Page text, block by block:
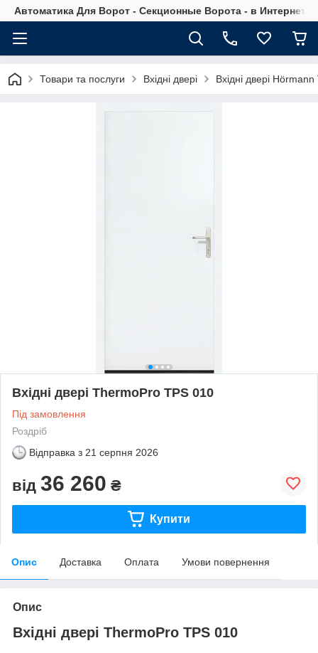
Автоматика Для Ворот - Секционные Ворота - в Интернет
Товари та послуги Вхідні двері Вхідні двері
Вхідні двері ThermoPro TPS 010
Під замовлення
Роздріб
Відправка з 21 серпня 2026
від 36 260 ₴
Купити
Опис Доставка Оплата Умови повернення
Опис
Вхідні двері ThermoPro TPS 010